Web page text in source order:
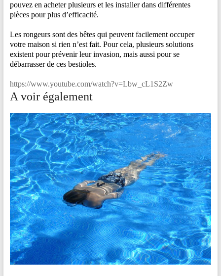
pouvez en acheter plusieurs et les installer dans différentes
pièces pour plus d’efficacité.
Les rongeurs sont des bêtes qui peuvent facilement occuper
votre maison si rien n’est fait. Pour cela, plusieurs solutions
existent pour prévenir leur invasion, mais aussi pour se
débarrasser de ces bestioles.
https://www.youtube.com/watch?v=Lbw_cL1S2Zw
A voir également